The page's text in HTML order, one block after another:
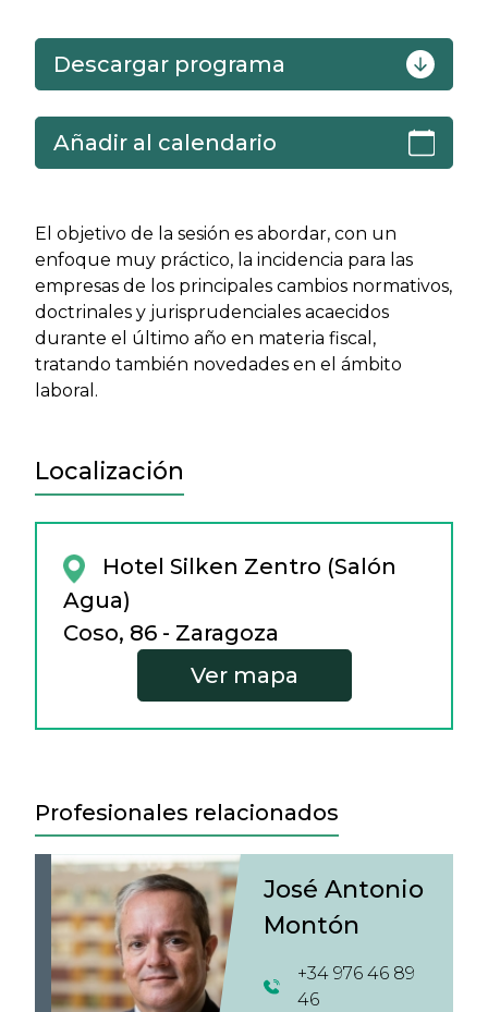
Descargar programa
Añadir al calendario
El objetivo de la sesión es abordar, con un
enfoque muy práctico, la incidencia para las
empresas de los principales cambios normativos,
doctrinales y jurisprudenciales acaecidos
durante el último año en materia fiscal,
tratando también novedades en el ámbito
laboral.
Localización
Hotel Silken Zentro (Salón
Agua)
Coso, 86 - Zaragoza
Ver mapa
Profesionales relacionados
José Antonio
Montón
+34 976 46 89
46